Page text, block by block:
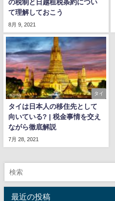
の税制と日越租税条約につい
て理解しておこう
8月 9, 2021
タイ
タイは日本人の移住先として
向いている? | 税金事情を交え
ながら徹底解説
7月 28, 2021
最近の投稿